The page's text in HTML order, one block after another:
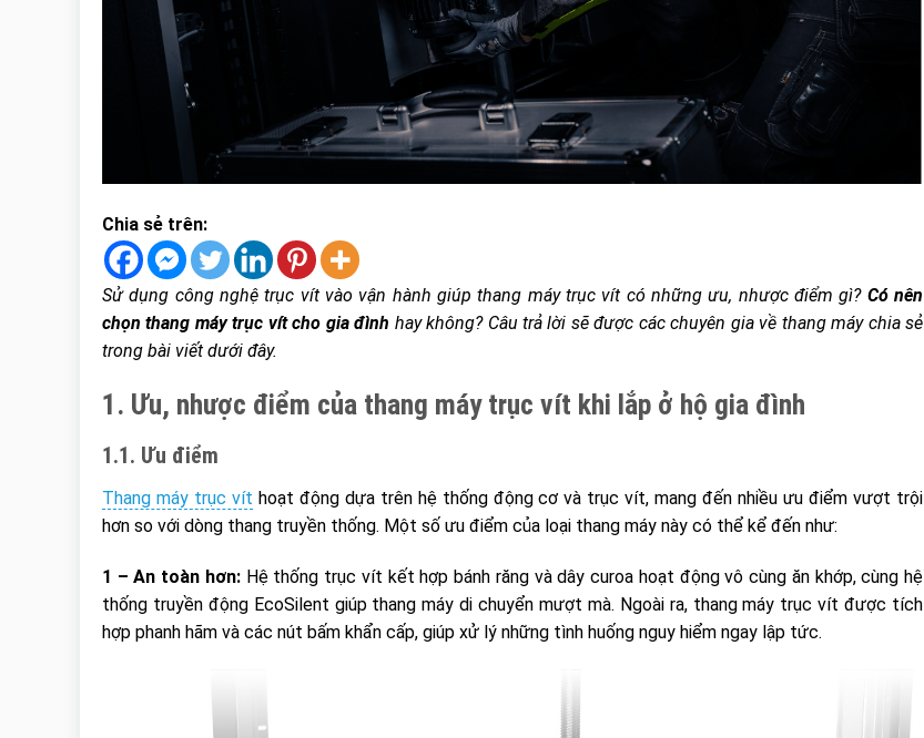
Chia sẻ trên:
Sử dụng công nghệ trục vít vào vận hành giúp thang máy trục vít có những ưu, nhược điểm gì? Có nên
chọn thang máy trục vít cho gia đình hay không? Câu trả lời sẽ được các chuyên gia về thang máy chia sẻ
trong bài viết dưới đây.
1. Ưu, nhược điểm của thang máy trục vít khi lắp ở hộ gia đình
1.1. Ưu điểm
Thang máy trục vít hoạt động dựa trên hệ thống động cơ và trục vít, mang đến nhiều ưu điểm vượt trội
hơn so với dòng thang truyền thống. Một số ưu điểm của loại thang máy này có thể kể đến như:
1 – An toàn hơn: Hệ thống trục vít kết hợp bánh răng và dây curoa hoạt động vô cùng ăn khớp, cùng hệ
thống truyền động EcoSilent giúp thang máy di chuyển mượt mà. Ngoài ra, thang máy trục vít được tích
hợp phanh hãm và các nút bấm khẩn cấp, giúp xử lý những tình huống nguy hiểm ngay lập tức.